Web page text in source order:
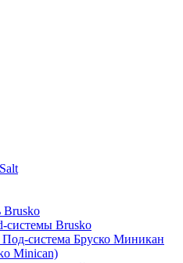
Brusko
системы Brusko
Под-система Бруско Миникан
Minican)